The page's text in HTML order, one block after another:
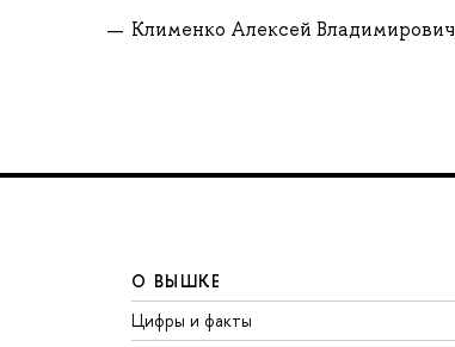
Клименко Алексей Владимирович
О ВЫШКЕ
Цифры и факты